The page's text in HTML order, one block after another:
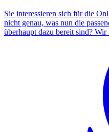
Sie interessieren sich für die
nicht genau, was nun die
überhaupt dazu bereit sind?